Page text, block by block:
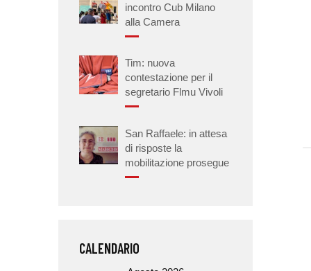
incontro Cub Milano
alla Camera
Tim: nuova
contestazione per il
segretario Flmu Vivoli
San Raffaele: in attesa
di risposte la
mobilitazione prosegue
CALENDARIO